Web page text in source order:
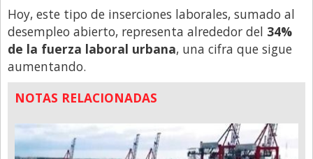
Hoy, este tipo de inserciones laborales, sumado al
desempleo abierto, representa alrededor del 34%
de la fuerza laboral urbana, una cifra que sigue
aumentando.
NOTAS RELACIONADAS